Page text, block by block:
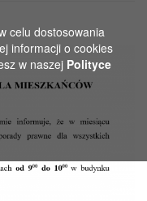
celu dostosowania
informacji o cookies
w naszej Polityce